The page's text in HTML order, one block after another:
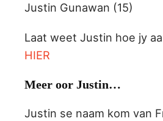
Justin Gunawan (15)
Laat weet Justin hoe jy
HIER
Meer oor Justin…
Justin se naam kom van